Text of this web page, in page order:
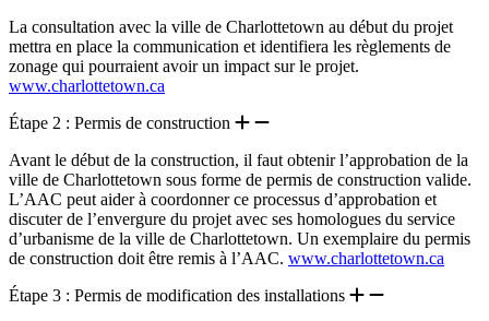
La consultation avec la ville de Charlottetown au début du projet
mettra en place la communication et identifiera les règlements de
zonage qui pourraient avoir un impact sur le projet.
www.charlottetown.ca
Étape 2 : Permis de construction
Avant le début de la construction, il faut obtenir l’approbation de la
ville de Charlottetown sous forme de permis de construction valide.
L’AAC peut aider à coordonner ce processus d’approbation et
discuter de l’envergure du projet avec ses homologues du service
d’urbanisme de la ville de Charlottetown. Un exemplaire du permis
de construction doit être remis à l’AAC. www.charlottetown.ca
Étape 3 : Permis de modification des installations